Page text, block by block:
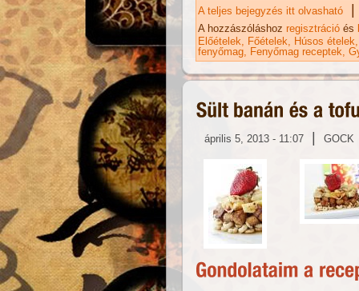
A teljes bejegyzés itt olvasható |
A hozzászóláshoz regisztráció és
Előételek
Főételek
Húsos ételek
fenyőmag
Fenyőmag receptek
április 5, 2013 - 11:07 | GOCK